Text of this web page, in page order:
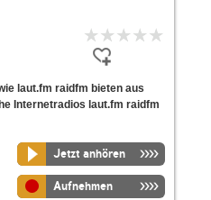
laut.fm raidfm bieten aus
Internetradios laut.fm raidfm
Jetzt anhören
Aufnehmen